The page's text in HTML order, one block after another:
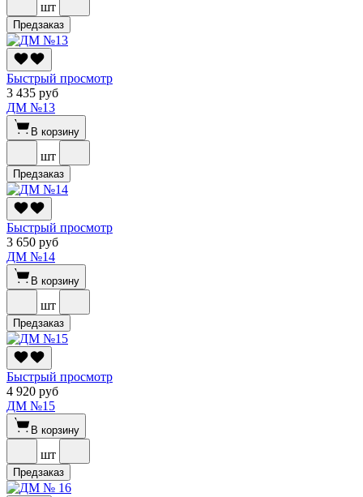
шт
Предзаказ
Быстрый просмотр
3 435 руб
ДМ №13
В корзину
шт
Предзаказ
Быстрый просмотр
3 650 руб
ДМ №14
В корзину
шт
Предзаказ
Быстрый просмотр
4 920 руб
ДМ №15
В корзину
шт
Предзаказ